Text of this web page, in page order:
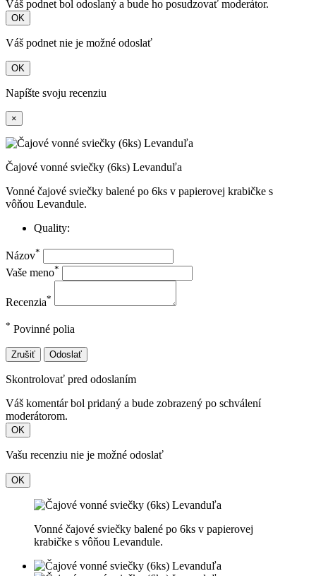
Váš podnet bol odoslaný a bude ho posudzovať moderátor.
OK
Váš podnet nie je možné odoslať
OK
Napíšte svoju recenziu
×
Čajové vonné sviečky (6ks) Levanduľa
Vonné čajové sviečky balené po 6ks v papierovej krabičke s
vôňou Levandule.
Quality:
Názov*
Vaše meno*
Recenzia*
* Povinné polia
Zrušiť Odoslať
Skontrolovať pred odoslaním
Váš komentár bol pridaný a bude zobrazený po schválení
moderátorom.
OK
Vašu recenziu nie je možné odoslať
OK
Vonné čajové sviečky balené po 6ks v papierovej
krabičke s vôňou Levandule.